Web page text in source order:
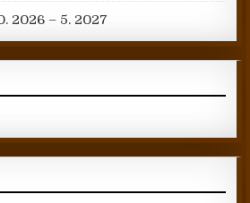
2026 – 5. 2027